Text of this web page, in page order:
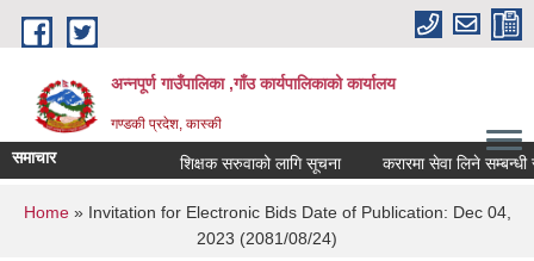
Skip to main content
अन्नपूर्ण गाउँपालिका ,गाँउ कार्यपालिकाको कार्यालय
गण्डकी प्रदेश, कास्की
समाचार शिक्षक सरुवाको लागि सूचना करारमा सेवा लिने सम्बन्धी
You are here
Home» Invitation for Electronic Bids Date of Publication: Dec 04,
2023 (2081/08/24)